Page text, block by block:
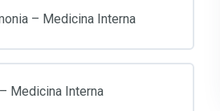
– Medicina Interna
Medicina Interna